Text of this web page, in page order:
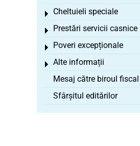
Cheltuieli speciale
Toggle menu
Prestări servicii casnice
Toggle menu
Poveri excepționale
Toggle menu
Alte informații
Toggle menu
Mesaj către biroul fiscal
Sfârșitul editărilor